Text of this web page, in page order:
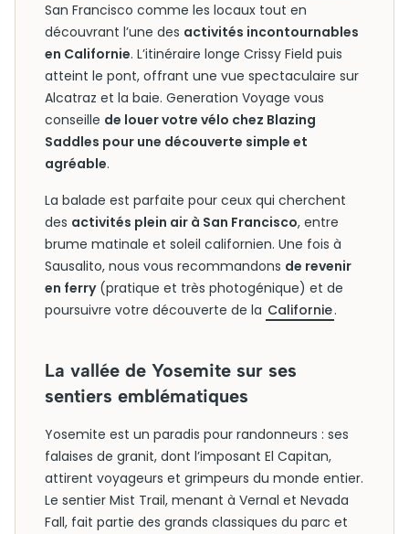
San Francisco comme les locaux tout en
découvrant l’une des activités incontournables
en Californie. L’itinéraire longe Crissy Field puis
atteint le pont, offrant une vue spectaculaire sur
Alcatraz et la baie. Generation Voyage vous
conseille de louer votre vélo chez Blazing
Saddles pour une découverte simple et
agréable.
La balade est parfaite pour ceux qui cherchent
des activités plein air à San Francisco, entre
brume matinale et soleil californien. Une fois à
Sausalito, nous vous recommandons de revenir
en ferry(pratique et très photogénique) et de
poursuivre votre découverte de la Californie.
La vallée de Yosemite sur ses
sentiers emblématiques
Yosemite est un paradis pour randonneurs : ses
falaises de granit, dont l’imposant El Capitan,
attirent voyageurs et grimpeurs du monde entier.
Le sentier Mist Trail, menant à Vernal et Nevada
Fall, fait partie des grands classiques du parc et